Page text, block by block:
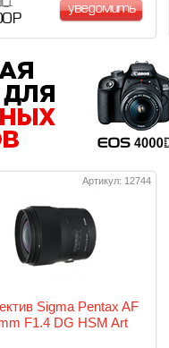
Р
уведомить
Артикул: 12744
Sigma Pentax AF
F1.4 DG HSM Art